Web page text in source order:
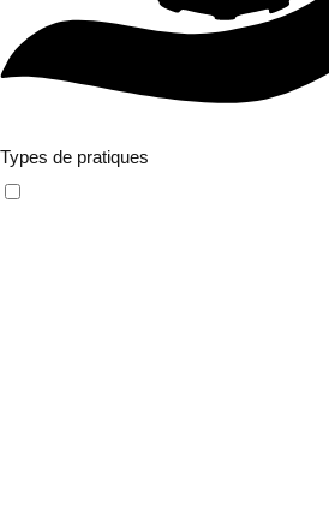
Types de pratiques